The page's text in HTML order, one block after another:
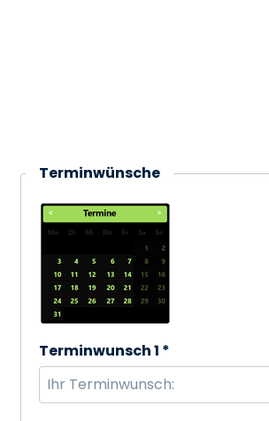
Terminwünsche
Terminwunsch 1 *